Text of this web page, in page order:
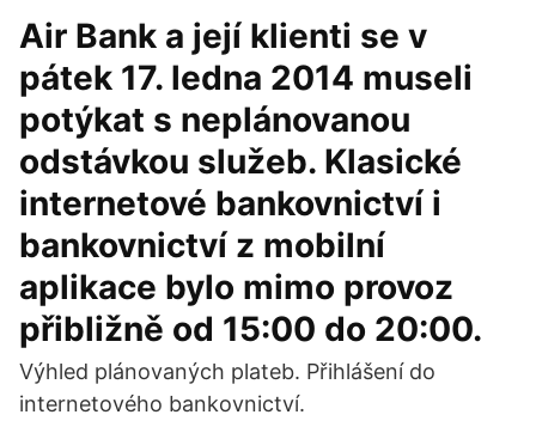
Air Bank a její klienti se v
pátek 17. ledna 2014 museli
potýkat s neplánovanou
odstávkou služeb. Klasické
internetové bankovnictví i
bankovnictví z mobilní
aplikace bylo mimo provoz
přibližně od 15:00 do 20:00.
Výhled plánovaných plateb. Přihlášení do
internetového bankovnictví.